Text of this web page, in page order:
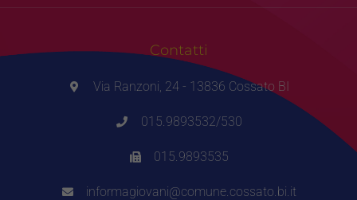
Contatti
Via Ranzoni, 24 - 13836 Cossato BI
015.9893532/530
015.9893535
informagiovani@comune.cossato.bi.it